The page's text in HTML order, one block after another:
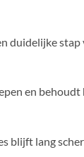
duidelijke
en
blijft lang